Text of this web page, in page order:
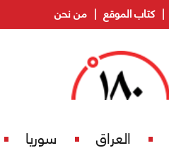
كتاب الموقع من نحن
العراق سوريا